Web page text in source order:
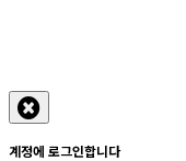
계정에 로그인합니다